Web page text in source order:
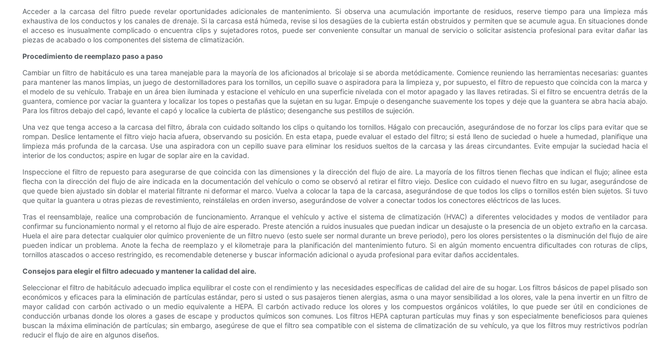
Acceder a la carcasa del filtro puede revelar oportunidades adicionales de mantenimiento. Si observa una acumulación importante de residuos, reserve tiempo para una limpieza más
exhaustiva de los conductos y los canales de drenaje. Si la carcasa está húmeda, revise si los desagües de la cubierta están obstruidos y permiten que se acumule agua. En situaciones donde
el acceso es inusualmente complicado o encuentra clips y sujetadores rotos, puede ser conveniente consultar un manual de servicio o solicitar asistencia profesional para evitar dañar las
piezas de acabado o los componentes del sistema de climatización.
Procedimiento de reemplazo paso a paso
Cambiar un filtro de habitáculo es una tarea manejable para la mayoría de los aficionados al bricolaje si se aborda metódicamente. Comience reuniendo las herramientas necesarias: guantes
para mantener las manos limpias, un juego de destornilladores para los tornillos, un cepillo suave o aspiradora para la limpieza y, por supuesto, el filtro de repuesto que coincida con la marca y
el modelo de su vehículo. Trabaje en un área bien iluminada y estacione el vehículo en una superficie nivelada con el motor apagado y las llaves retiradas. Si el filtro se encuentra detrás de la
guantera, comience por vaciar la guantera y localizar los topes o pestañas que la sujetan en su lugar. Empuje o desenganche suavemente los topes y deje que la guantera se abra hacia abajo.
Para los filtros debajo del capó, levante el capó y localice la cubierta de plástico; desenganche sus pestillos de sujeción.
Una vez que tenga acceso a la carcasa del filtro, ábrala con cuidado soltando los clips o quitando los tornillos. Hágalo con precaución, asegurándose de no forzar los clips para evitar que se
rompan. Deslice lentamente el filtro viejo hacia afuera, observando su posición. En esta etapa, puede evaluar el estado del filtro; si está lleno de suciedad o huele a humedad, planifique una
limpieza más profunda de la carcasa. Use una aspiradora con un cepillo suave para eliminar los residuos sueltos de la carcasa y las áreas circundantes. Evite empujar la suciedad hacia el
interior de los conductos; aspire en lugar de soplar aire en la cavidad.
Inspeccione el filtro de repuesto para asegurarse de que coincida con las dimensiones y la dirección del flujo de aire. La mayoría de los filtros tienen flechas que indican el flujo; alinee esta
flecha con la dirección del flujo de aire indicada en la documentación del vehículo o como se observó al retirar el filtro viejo. Deslice con cuidado el nuevo filtro en su lugar, asegurándose de
que quede bien ajustado sin doblar el material filtrante ni deformar el marco. Vuelva a colocar la tapa de la carcasa, asegurándose de que todos los clips o tornillos estén bien sujetos. Si tuvo
que quitar la guantera u otras piezas de revestimiento, reinstálelas en orden inverso, asegurándose de volver a conectar todos los conectores eléctricos de las luces.
Tras el reensamblaje, realice una comprobación de funcionamiento. Arranque el vehículo y active el sistema de climatización (HVAC) a diferentes velocidades y modos de ventilador para
confirmar su funcionamiento normal y el retorno al flujo de aire esperado. Preste atención a ruidos inusuales que puedan indicar un desajuste o la presencia de un objeto extraño en la carcasa.
Huela el aire para detectar cualquier olor químico proveniente de un filtro nuevo (esto suele ser normal durante un breve periodo), pero los olores persistentes o la disminución del flujo de aire
pueden indicar un problema. Anote la fecha de reemplazo y el kilometraje para la planificación del mantenimiento futuro. Si en algún momento encuentra dificultades con roturas de clips,
tornillos atascados o acceso restringido, es recomendable detenerse y buscar información adicional o ayuda profesional para evitar daños accidentales.
Consejos para elegir el filtro adecuado y mantener la calidad del aire.
Seleccionar el filtro de habitáculo adecuado implica equilibrar el coste con el rendimiento y las necesidades específicas de calidad del aire de su hogar. Los filtros básicos de papel plisado son
económicos y eficaces para la eliminación de partículas estándar, pero si usted o sus pasajeros tienen alergias, asma o una mayor sensibilidad a los olores, vale la pena invertir en un filtro de
mayor calidad con carbón activado o un medio equivalente a HEPA. El carbón activado reduce los olores y los compuestos orgánicos volátiles, lo que puede ser útil en condiciones de
conducción urbanas donde los olores a gases de escape y productos químicos son comunes. Los filtros HEPA capturan partículas muy finas y son especialmente beneficiosos para quienes
buscan la máxima eliminación de partículas; sin embargo, asegúrese de que el filtro sea compatible con el sistema de climatización de su vehículo, ya que los filtros muy restrictivos podrían
reducir el flujo de aire en algunos diseños.